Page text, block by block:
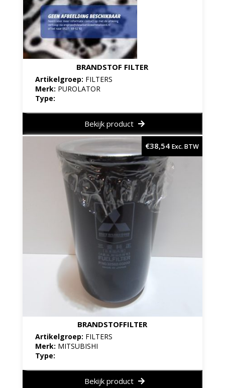
BRANDSTOF FILTER
Artikelgroep: FILTERS
Merk: PUROLATOR
Type:
Bekijk product
BRANDSTOFFILTER
Artikelgroep: FILTERS
Merk: MITSUBISHI
Type:
€38,54 Exc. BTW
Bekijk product